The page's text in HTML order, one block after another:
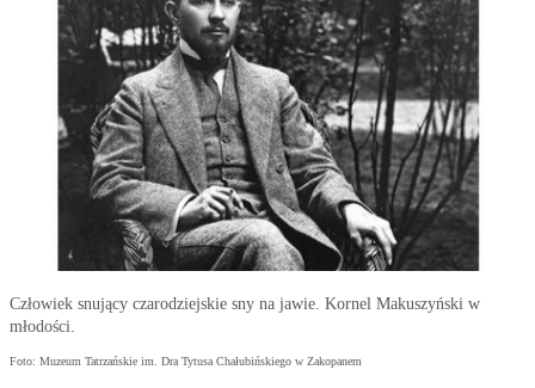
Człowiek snujący czarodziejskie sny na jawie. Kornel Makuszyński w
młodości.
Foto: Muzeum Tatrzańskie im. Dra Tytusa Chałubińskiego w Zakopanem